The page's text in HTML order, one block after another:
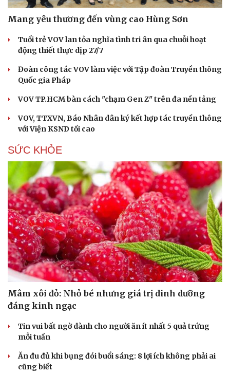
Mang yêu thương đến vùng cao Hùng Sơn
Tuổi trẻ VOV lan tỏa nghĩa tình tri ân qua chuỗi hoạt
động thiết thực dịp 27/7
Đoàn công tác VOV làm việc với Tập đoàn Truyền thông
Quốc gia Pháp
VOV TP.HCM bàn cách "chạm Gen Z" trên đa nền tảng
VOV, TTXVN, Báo Nhân dân ký kết hợp tác truyền thông
với Viện KSND tối cao
SỨC KHỎE
Mâm xôi đỏ: Nhỏ bé nhưng giá trị dinh dưỡng
đáng kinh ngạc
Tin vui bất ngờ dành cho người ăn ít nhất 5 quả trứng
mỗi tuần
Ăn đu đủ khi bụng đói buổi sáng: 8 lợi ích không phải ai
cũng biết